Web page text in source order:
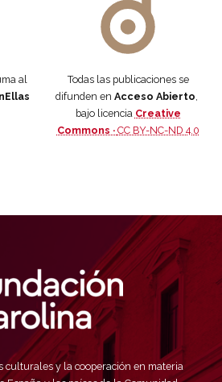
al
Todas las publicaciones se
difunden en Acceso Abierto,
bajo licencia Creative
Commons · CC BY-NC-ND 4.0
culturales y la cooperación en materia